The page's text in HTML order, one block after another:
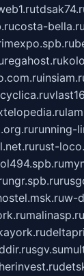
costa-bella.ru
regahost.ru
running-
rust-
ngr.spb.ru
w-
malinasp.ru
sgv.su